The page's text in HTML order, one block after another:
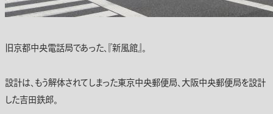
旧京都中央電話局であった、『新風館』。
設計は、もう解体されてしまった東京中央郵便局、大阪中央郵便局を設計
した吉田鉄郎。